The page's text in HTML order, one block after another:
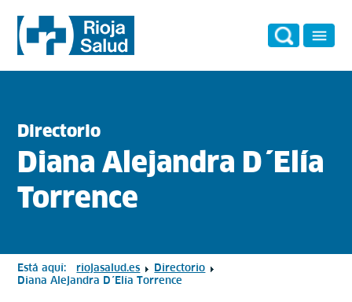
Directorio
Diana Alejandra D´Elía
Torrence
Está aquí: riojasalud.es
Directorio
Diana Alejandra D´Elía Torrence